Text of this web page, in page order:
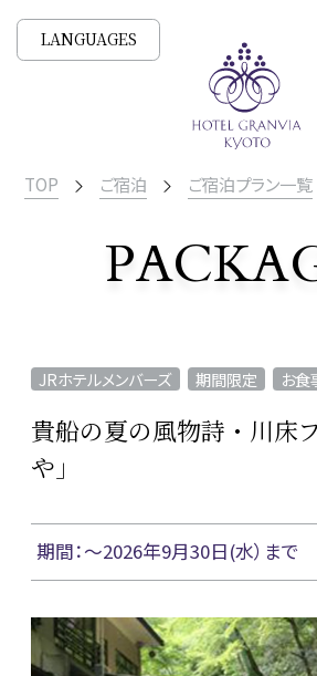
LANGUAGES
宿泊プ
TOP ご宿泊 ご宿泊プラン一覧
貴船の夏の風物詩・川床
や」
JRホテルメンバーズ 期間限定 お食
期間：～2026年9月30日(水）まで